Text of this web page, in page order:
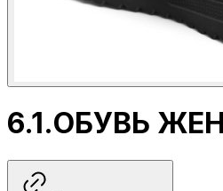
6.1.ОБУВЬ